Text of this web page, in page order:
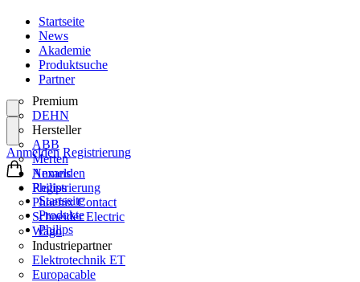
Startseite
News
Akademie
Produktsuche
Partner
Premium
DEHN
Hersteller
ABB
Merten
Nexans
Philips
Phoenix Contact
Schneider Electric
Wago
Industriepartner
Elektrotechnik ET
Europacable
Anmelden
Registrierung
Anmelden Registrierung
Startseite
Produkte
Philips